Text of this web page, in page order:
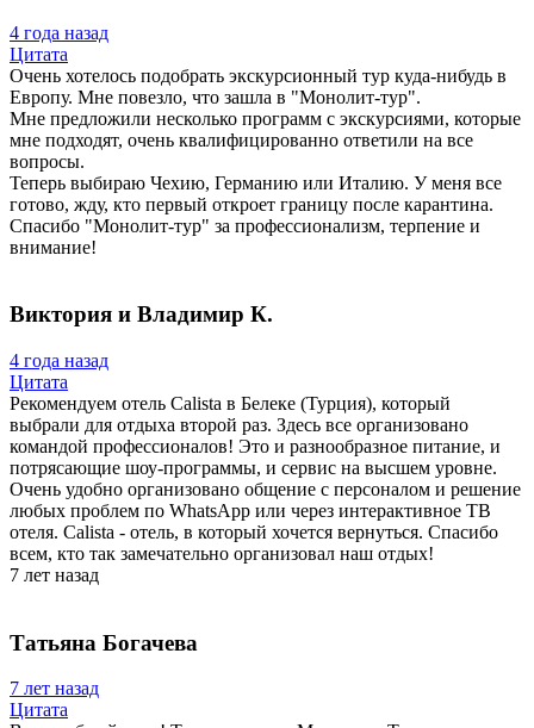
4 года назад
Цитата
Очень хотелось подобрать экскурсионный тур куда-нибудь в
Европу. Мне повезло, что зашла в "Монолит-тур".
Мне предложили несколько программ с экскурсиями, которые
мне подходят, очень квалифицированно ответили на все
вопросы.
Теперь выбираю Чехию, Германию или Италию. У меня все
готово, жду, кто первый откроет границу после карантина.
Спасибо "Монолит-тур" за профессионализм, терпение и
внимание!
Виктория и Владимир К.
4 года назад
Цитата
Рекомендуем отель Calista в Белеке (Турция), который
выбрали для отдыха второй раз. Здесь все организовано
командой профессионалов! Это и разнообразное питание, и
потрясающие шоу-программы, и сервис на высшем уровне.
Очень удобно организовано общение с персоналом и решение
любых проблем по WhatsApp или через интерактивное ТВ
отеля. Calista - отель, в который хочется вернуться. Спасибо
всем, кто так замечательно организовал наш отдых!
7 лет назад
Татьяна Богачева
7 лет назад
Цитата